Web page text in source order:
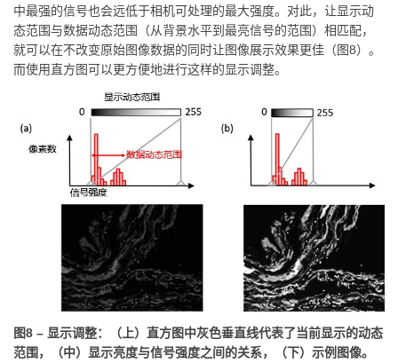
中最强的信号也会远低于相机可处理的最大强度。对此，让显示动
态范围与数据动态范围（从背景水平到最亮信号的范围）相匹配，
就可以在不改变原始图像数据的同时让图像展示效果更佳（图8）。
而使用直方图可以更方便地进行这样的显示调整。
图8 – 显示调整：（上）直方图中灰色垂直线代表了当前显示的动态
范围，（中）显示亮度与信号强度之间的关系，（下）示例图像。